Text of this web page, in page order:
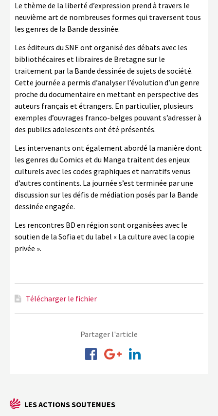
Le thème de la liberté d’expression prend à travers le
neuvième art de nombreuses formes qui traversent tous
les genres de la Bande dessinée.
Les éditeurs du SNE ont organisé des débats avec les
bibliothécaires et libraires de Bretagne sur le
traitement par la Bande dessinée de sujets de société.
Cette journée a permis d’analyser l’évolution d’un genre
proche du documentaire en mettant en perspective des
auteurs français et étrangers. En particulier, plusieurs
exemples d’ouvrages franco-belges pouvant s’adresser à
des publics adolescents ont été présentés.
Les intervenants ont également abordé la manière dont
les genres du Comics et du Manga traitent des enjeux
culturels avec les codes graphiques et narratifs venus
d’autres continents. La journée s’est terminée par une
discussion sur les défis de médiation posés par la Bande
dessinée engagée.
Les rencontres BD en région sont organisées avec le
soutien de la Sofia et du label « La culture avec la copie
privée ».
Télécharger le fichier
Partager l'article
LES ACTIONS SOUTENUES